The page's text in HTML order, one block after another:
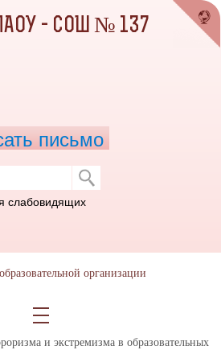
Администрации города Екатеринбурга
образования Свердловской
информирует, что в целях
по формированию устойчивого
и экстремизма в образовательных
- СОШ № 137
письмо
слабовидящих
организации